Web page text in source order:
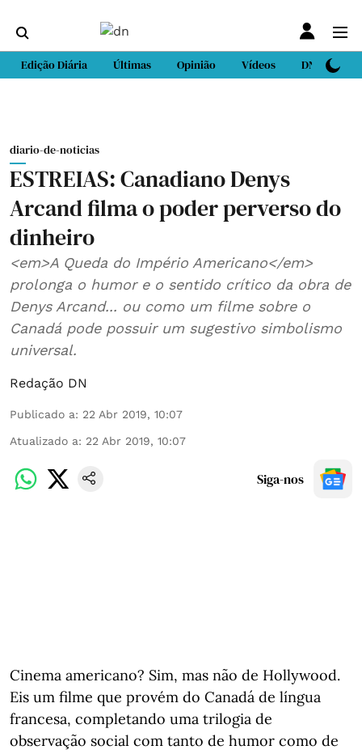
Edição Diária Últimas Opinião Vídeos DN Sport
diario-de-noticias
ESTREIAS: Canadiano Denys
Arcand filma o poder perverso do
dinheiro
<em>A Queda do Império Americano</em>
prolonga o humor e o sentido crítico da obra de
Denys Arcand... ou como um filme sobre o
Canadá pode possuir um sugestivo simbolismo
universal.
Redação DN
Publicado a: 22 Abr 2019, 10:07
Atualizado a: 22 Abr 2019, 10:07
Siga-nos
Cinema americano? Sim, mas não de Hollywood.
Eis um filme que provém do Canadá de língua
francesa, completando uma trilogia de
observação social com tanto de humor como de